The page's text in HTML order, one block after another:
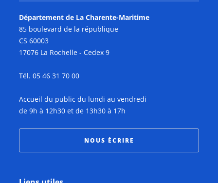
Département de La Charente-Maritime
85 boulevard de la république
CS 60003
17076 La Rochelle - Cedex 9
Tél. 05 46 31 70 00
Accueil du public du lundi au vendredi
de 9h à 12h30 et de 13h30 à 17h
NOUS ÉCRIRE